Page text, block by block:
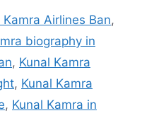
Kamra Airlines Ban,
biography in
, Kunal Kamra
, Kunal Kamra
, Kunal Kamra in